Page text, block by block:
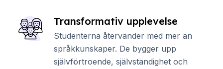
Transformativ upplevelse
Studenterna återvänder med mer än
språkkunskaper. De bygger upp
självförtroende, självständighet och